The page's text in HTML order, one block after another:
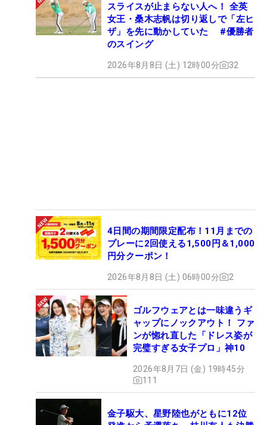
スライスが止まらない人へ！ 全英
女王・桑木志帆は切り返しで「左ヒ
ザ」を先に動かしていた #優勝者
のスイング
2026年8月8日 (土) 12時00分 32
4日間の期間限定配布！11月までの
プレーに2回使える1,500円＆1,000
円分クーポン！
2026年8月8日 (土) 06時00分 2
ゴルフウェアとは一味違うギ
ャップにノックアウト！ ファ
ンが惚れ直した「ドレス姿が
完璧すぎる女子プロ」神10
2026年8月7日 (金) 19時45分
111
金子駆大、星野陸也がともに12位